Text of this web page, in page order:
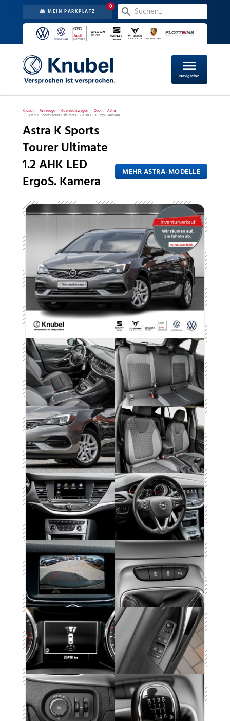
MEIN PARKPLATZ
0
menu
Navigation
Knubel Fahrzeuge Gebrauchtwagen Opel
Astra
Astra K Sports Tourer Ultimate 1.2 AHK LED ErgoS. Kamera
Astra K Sports
Tourer Ultimate
1.2 AHK LED
ErgoS. Kamera
MEHR ASTRA-MODELLE